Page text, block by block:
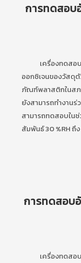
การทดสอบ
เครื่องทดสอ
ออกซิเจนของวัสดุ
ภัณฑ์พลาสติกในสภ
ยังสามารถทำงาน
สามารถทดสอบใน
สัมพันธ์ 30 %RH ถึง
การทดสอบ
เครื่องทดสอ